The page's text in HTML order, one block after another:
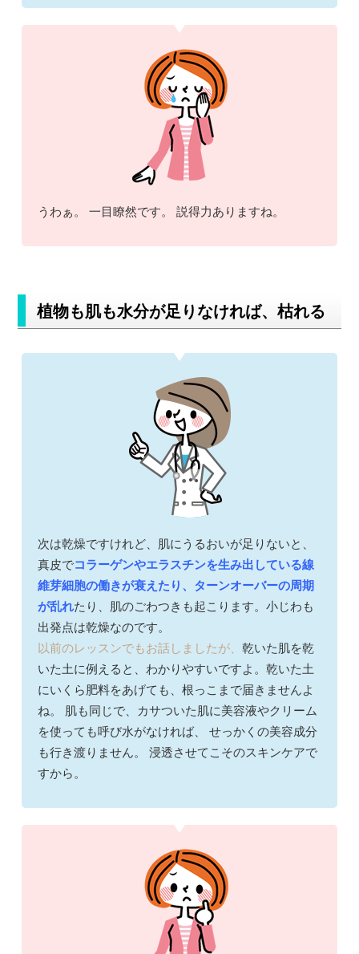
うわぁ。 一目瞭然です。 説得力ありますね。
植物も肌も水分が足りなければ、枯れる
次は乾燥ですけれど、肌にうるおいが足りないと、
真皮でコラーゲンやエラスチンを生み出している線
維芽細胞の働きが衰えたり、ターンオーバーの周期
が乱れたり、肌のごわつきも起こります。小じわも
出発点は乾燥なのです。
以前のレッスンでもお話しましたが、乾いた肌を乾
いた土に例えると、わかりやすいですよ。乾いた土
にいくら肥料をあげても、根っこまで届きませんよ
ね。 肌も同じで、カサついた肌に美容液やクリーム
を使っても呼び水がなければ、 せっかくの美容成分
も行き渡りません。 浸透させてこそのスキンケアで
すから。